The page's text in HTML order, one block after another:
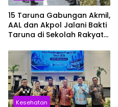
15 Taruna Gabungan Akmil,
AAL dan Akpol Jalani Bakti
Taruna di Sekolah Rakyat
Kesehatan